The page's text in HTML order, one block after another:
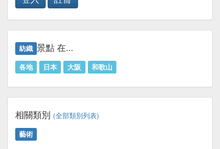
紡織 景點 在...
各地 日本 大阪 和歌山
相關類別 (全部類別列表)
藝術